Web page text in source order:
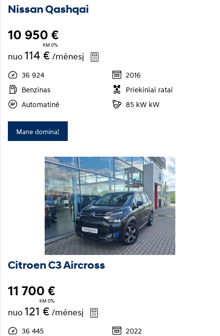
Nissan Qashqai
10 950 €
KM 0%
nuo114 € /mėnesį
36 924
2016
Benzinas
Priekiniai ratai
Automatinė
85 kW kW
Mane domina!
Citroen C3 Aircross
11 700 €
KM 0%
nuo121 € /mėnesį
36 445
2022